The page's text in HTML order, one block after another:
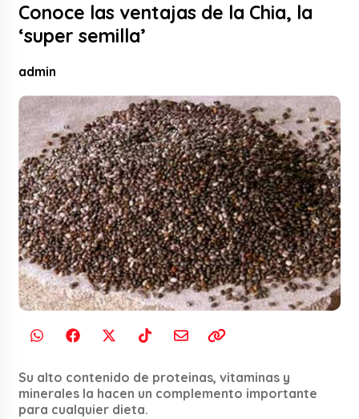
Conoce las ventajas de la Chia, la
‘super semilla’
admin
Su alto contenido de proteinas, vitaminas y
minerales la hacen un complemento importante
para cualquier dieta.